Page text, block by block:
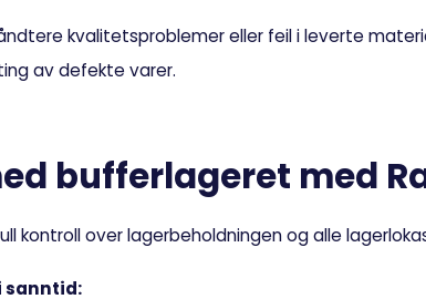
kvalitetsproblemer eller feil i leverte
av defekte varer.
bufferlageret med
kontroll over lagerbeholdningen og alle
sanntid: